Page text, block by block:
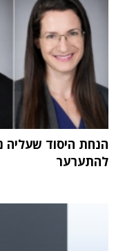
הנחת היסוד שעליה
להתערער